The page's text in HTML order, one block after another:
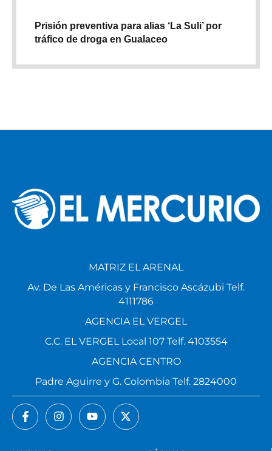
Prisión preventiva para alias ‘La Suli’ por
tráfico de droga en Gualaceo
MATRIZ EL ARENAL
Av. De Las Américas y Francisco Ascázubi Telf.
4111786
AGENCIA EL VERGEL
C.C. EL VERGEL Local 107 Telf. 4103554
AGENCIA CENTRO
Padre Aguirre y G. Colombia Telf. 2824000